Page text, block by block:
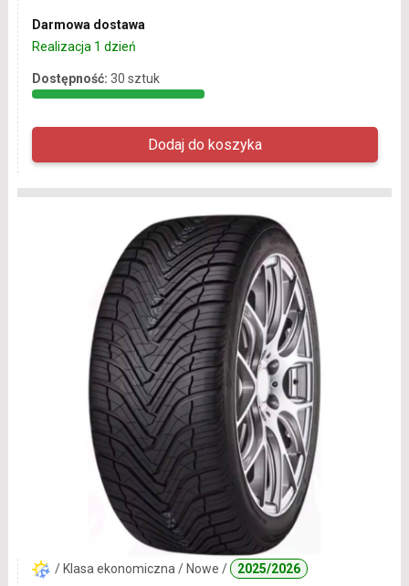
Darmowa dostawa
Realizacja 1 dzień
Dostępność: 30 sztuk
/ Klasa ekonomiczna / Nowe / 2025/2026